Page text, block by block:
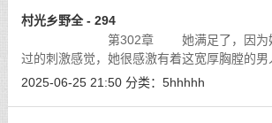
村光乡野全 - 294
第302章 她满足了，因为她体
过的刺激感觉，她很感激有着这宽厚胸膛的
无以价比的刺激快感，自已已经是真正的女人
2025-06-25 21:50 分类： 5hhhhh